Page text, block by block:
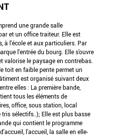
une grande salle
et un office traiteur. Elle est
à l'école et aux particuliers. Par
l'entrée du bourg. Elle s'ouvre
le paysage en contrebas.
toit en faible pente permet un
est organisé suivant deux
elles : La première bande,
tous les éléments de
office, sous station, local
sélectifs..); Elle est plus basse
qui contient le programme
l'accueil, la salle en elle-